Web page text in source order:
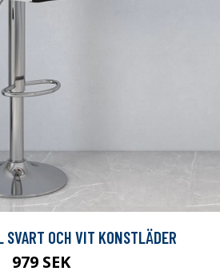
SVART OCH VIT KONSTLÄDER
979 SEK